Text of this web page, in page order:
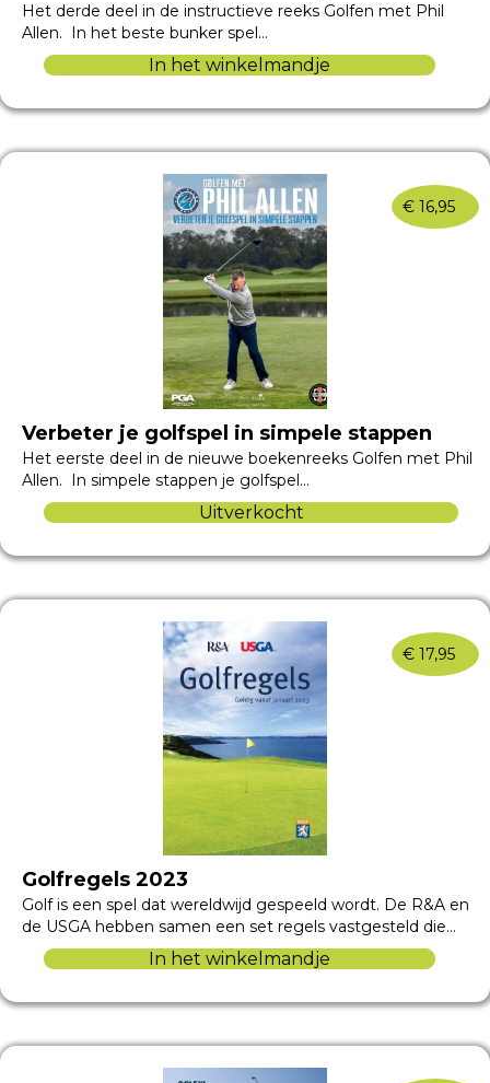
Het derde deel in de instructieve reeks Golfen met Phil
Allen. In het beste bunker spel…
In het winkelmandje
€ 16,95
Verbeter je golfspel in simpele stappen
Het eerste deel in de nieuwe boekenreeks Golfen met Phil
Allen. In simpele stappen je golfspel…
Uitverkocht
€ 17,95
Golfregels 2023
Golf is een spel dat wereldwijd gespeeld wordt. De R&A en
de USGA hebben samen een set regels vastgesteld die…
In het winkelmandje